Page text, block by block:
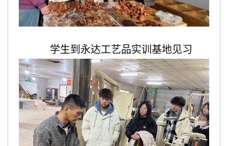
学生到永达工艺品实训基地见习